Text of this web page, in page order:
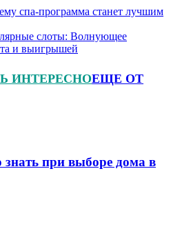
спа-программа станет лучшим
слоты: Волнующее
и выигрышей
ИНТЕРЕСНОЕЩЕ ОТ
знать при выборе дома в